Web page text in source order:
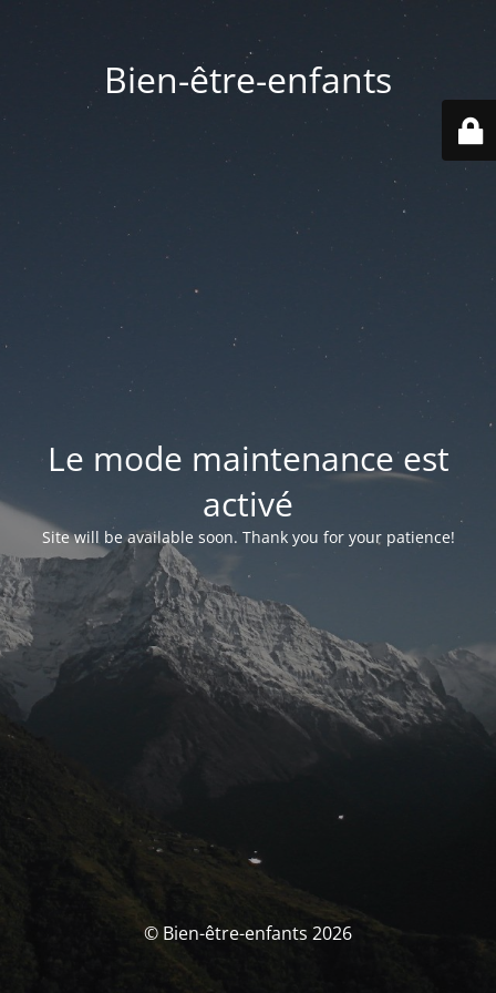
Bien-être-enfants
Le mode maintenance est
activé
Site will be available soon. Thank you for your patience!
© Bien-être-enfants 2026